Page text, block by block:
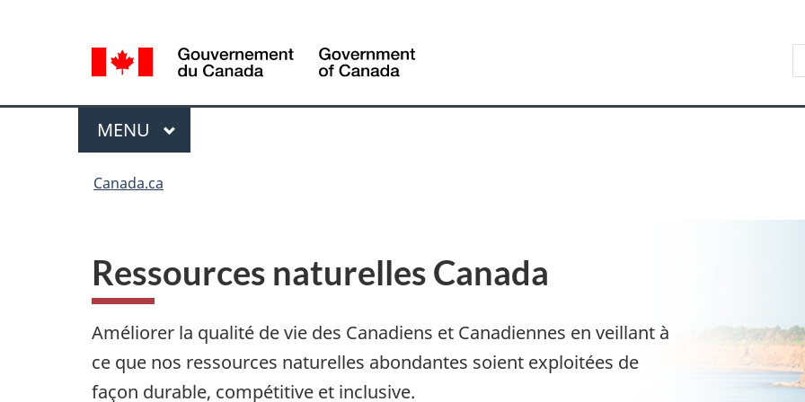
HTML
de
la
langue
selection
Menu
MENU PRINCIPAL
Canada.ca
Ressources naturelles Canada
Améliorer la qualité de vie des Canadiens et Canadiennes en veillant à
ce que nos ressources naturelles abondantes soient exploitées de
façon durable, compétitive et inclusive.